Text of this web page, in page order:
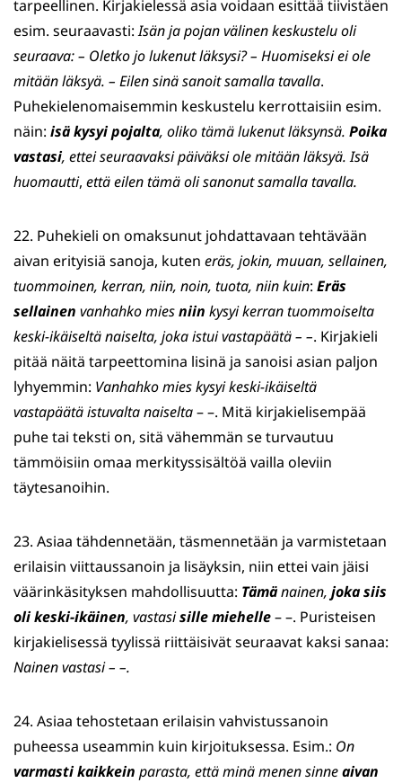
tarpeellinen. Kirjakielessä asia voidaan esittää tiivistäen
esim. seuraavasti:Isän ja pojan välinen keskustelu oli
seuraava: – Oletko jo lukenut läksysi?– Huomiseksi ei ole
mitään läksyä. – Eilen sinä sanoit samalla tavalla.
Puhekielenomaisemmin keskustelu kerrottaisiin esim.
näin: isä kysyi pojalta, oliko tämä lukenut läksynsä. Poika
vastasi, ettei seuraavaksi päiväksi ole mitään läksyä. Isä
huomautti, että eilen tämä oli sanonut samalla tavalla.
22. Puhekieli on omaksunut johdattavaan tehtävään
aivan erityisiä sanoja, kuten eräs, jokin, muuan, sellainen,
tuommoinen, kerran, niin, noin, tuota, niin kuin: Eräs
sellainen vanhahko miesniin kysyi kerran tuommoiselta
keski-ikäiseltä naiselta, joka istui vastapäätä – –. Kirjakieli
pitää näitä tarpeettomina lisinä ja sanoisi asian paljon
lyhyemmin: Vanhahko mies kysyi keski-ikäiseltä
vastapäätä istuvalta naiselta– –. Mitä kirjakielisempää
puhe tai teksti on, sitä vähemmän se turvautuu
tämmöisiin omaa merkityssisältöä vailla oleviin
täytesanoihin.
23. Asiaa tähdennetään, täsmennetään ja varmistetaan
erilaisin viittaussanoin ja lisäyksin, niin ettei vain jäisi
väärinkäsityksen mahdollisuutta: Tämänainen, joka siis
oli keski-ikäinen, vastasisille miehelle– –. Puristeisen
kirjakielisessä tyylissä riittäisivät seuraavat kaksi sanaa:
Nainen vastasi – –.
24. Asiaa tehostetaan erilaisin vahvistussanoin
puheessa useammin kuin kirjoituksessa. Esim.: On
varmasti kaikkein parasta, että minä menen sinneaivan